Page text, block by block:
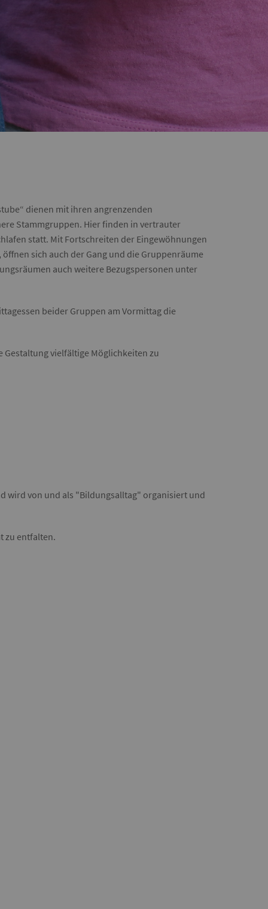
dienen mit ihren angrenzenden
Stammgruppen. Hier finden in vertrauter
statt. Mit Fortschreiten der Eingewöhnungen
sich auch der Gang und die Gruppenräume
auch weitere Bezugspersonen unter
beider Gruppen am Vormittag die
vielfältige Möglichkeiten zu
wird von und als "Bildungsalltag" organisiert und
zu entfalten.